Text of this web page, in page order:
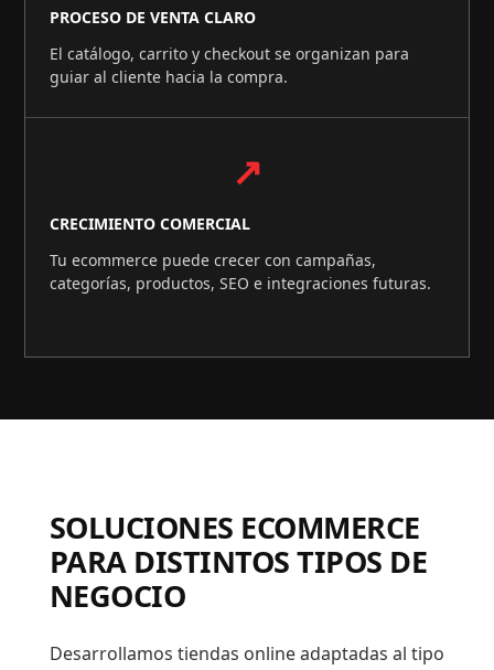
PROCESO DE VENTA CLARO
El catálogo, carrito y checkout se organizan para
guiar al cliente hacia la compra.
↗
CRECIMIENTO COMERCIAL
Tu ecommerce puede crecer con campañas,
categorías, productos, SEO e integraciones futuras.
SOLUCIONES ECOMMERCE
PARA DISTINTOS TIPOS DE
NEGOCIO
Desarrollamos tiendas online adaptadas al tipo